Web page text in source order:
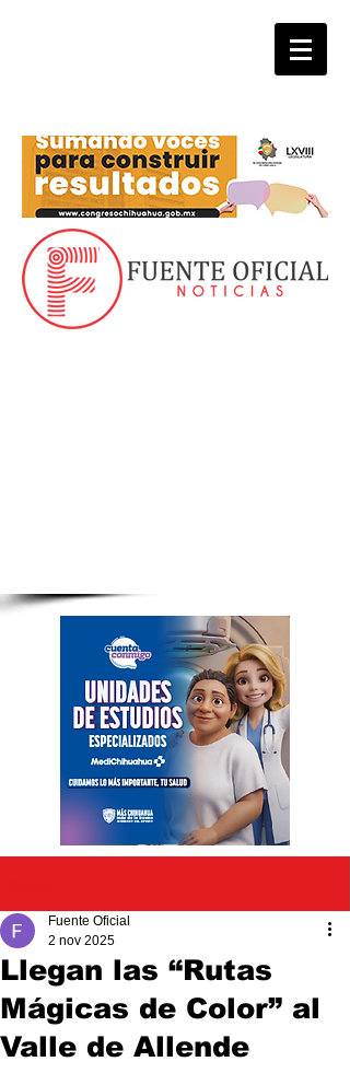
Llegan las “Rutas
Mágicas de Color” al
Valle de Allende
Fuente Oficial
2 nov 2025